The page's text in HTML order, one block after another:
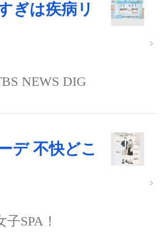
ぎは疾病リ
NEWS DIG
デ 不快どこ
子SPA！